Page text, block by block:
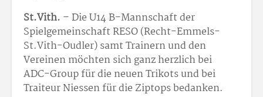
St.Vith. – Die U14 B-Mannschaft der
Spielgemeinschaft RESO (Recht-Emmels-
St.Vith-Oudler) samt Trainern und den
Vereinen möchten sich ganz herzlich bei
ADC-Group für die neuen Trikots und bei
Traiteur Niessen für die Ziptops bedanken.